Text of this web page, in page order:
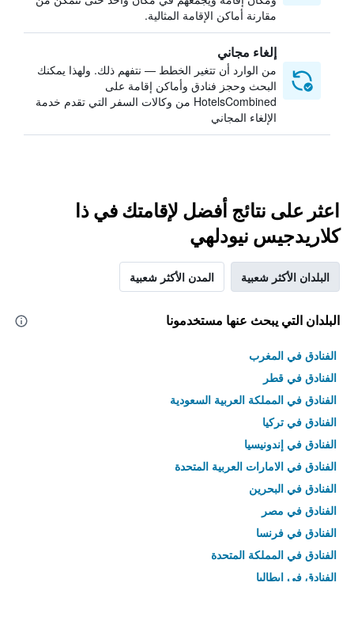
مقارنة أماكن الإقامة المثالية.
إلغاء مجاني
من الوارد أن تتغير الخطط — نتفهم ذلك. ولهذا يمكنك
البحث وحجز فنادق وأماكن إقامة على
HotelsCombined من وكالات السفر التي تقدم خدمة
الإلغاء المجاني
اعثر على نتائج أفضل لإقامتك في ذا
كلاريدجيس نيودلهي
البلدان الأكثر شعبية المدن الأكثر شعبية
البلدان التي يبحث عنها مستخدمونا
الفنادق في المغرب
الفنادق في قطر
الفنادق في المملكة العربية السعودية
الفنادق في تركيا
الفنادق في إندونيسيا
الفنادق في الامارات العربية المتحدة
الفنادق في البحرين
الفنادق في مصر
الفنادق في فرنسا
الفنادق في المملكة المتحدة
الفنادق في إيطاليا